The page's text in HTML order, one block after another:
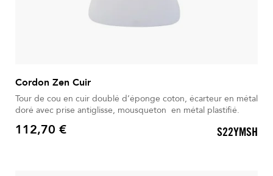
Cordon Zen Cuir
Tour de cou en cuir doublé d’éponge coton, écarteur en métal
doré avec prise antiglisse, mousqueton en métal plastifié.
Prix
112,70 € S22YMSH